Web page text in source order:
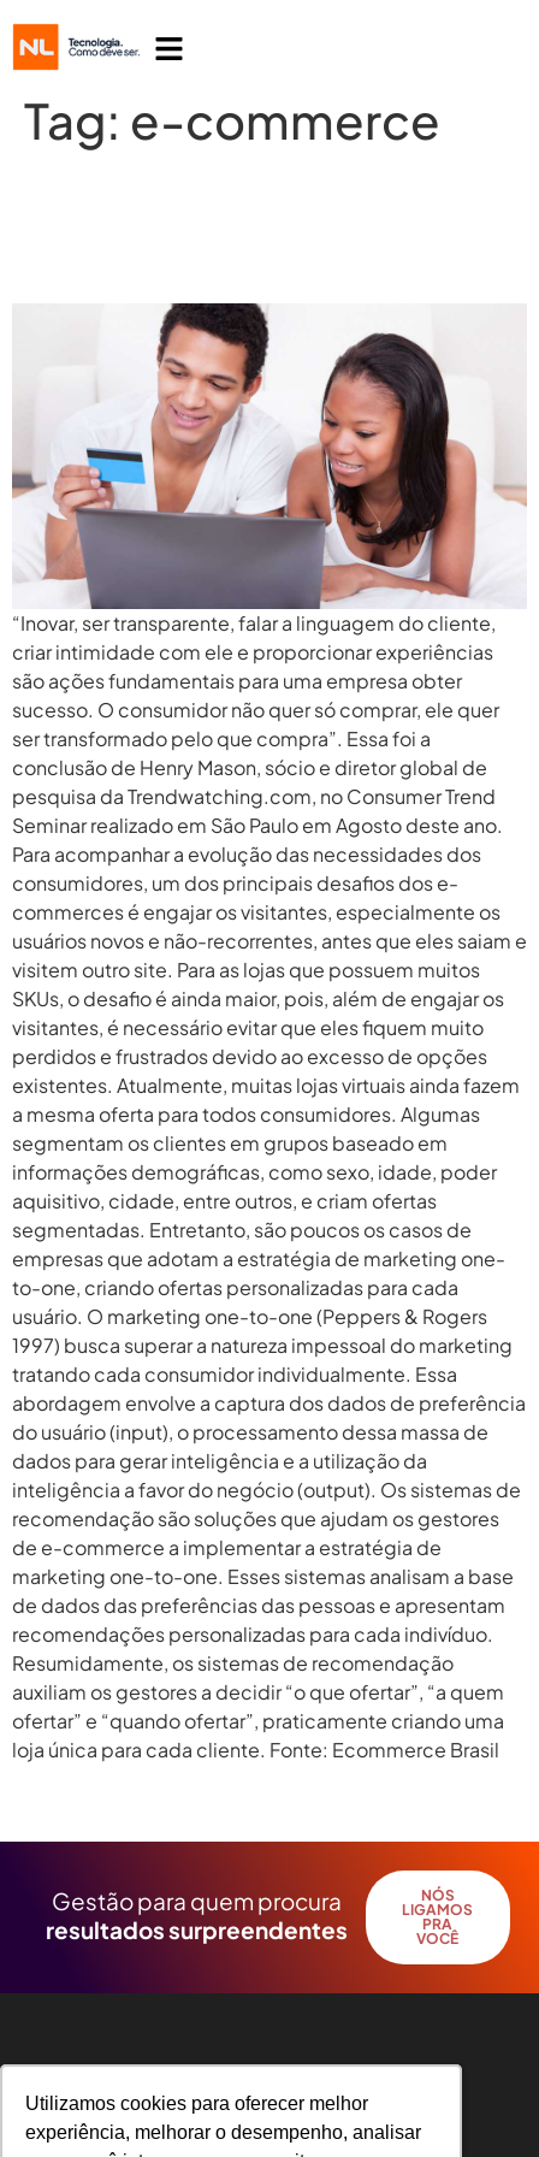
Utilizamos cookies para oferecer melhor
experiência, melhorar o desempenho, analisar
Utilizamos cookies para oferecer melhor
experiência, melhorar o desempenho, analisar
Tag: e-commerce
“Inovar, ser transparente, falar a linguagem do cliente,
criar intimidade com ele e proporcionar experiências
são ações fundamentais para uma empresa obter
sucesso. O consumidor não quer só comprar, ele quer
ser transformado pelo que compra”. Essa foi a
conclusão de Henry Mason, sócio e diretor global de
pesquisa da Trendwatching.com, no Consumer Trend
Seminar realizado em São Paulo em Agosto deste ano.
Para acompanhar a evolução das necessidades dos
consumidores, um dos principais desafios dos e-
commerces é engajar os visitantes, especialmente os
usuários novos e não-recorrentes, antes que eles saiam e
visitem outro site. Para as lojas que possuem muitos
SKUs, o desafio é ainda maior, pois, além de engajar os
visitantes, é necessário evitar que eles fiquem muito
perdidos e frustrados devido ao excesso de opções
existentes. Atualmente, muitas lojas virtuais ainda fazem
a mesma oferta para todos consumidores. Algumas
segmentam os clientes em grupos baseado em
informações demográficas, como sexo, idade, poder
aquisitivo, cidade, entre outros, e criam ofertas
segmentadas. Entretanto, são poucos os casos de
empresas que adotam a estratégia de marketing one-
to-one, criando ofertas personalizadas para cada
usuário. O marketing one-to-one (Peppers & Rogers
1997) busca superar a natureza impessoal do marketing
tratando cada consumidor individualmente. Essa
abordagem envolve a captura dos dados de preferência
do usuário (input), o processamento dessa massa de
dados para gerar inteligência e a utilização da
inteligência a favor do negócio (output). Os sistemas de
recomendação são soluções que ajudam os gestores
de e-commerce a implementar a estratégia de
marketing one-to-one. Esses sistemas analisam a base
de dados das preferências das pessoas e apresentam
recomendações personalizadas para cada indivíduo.
Resumidamente, os sistemas de recomendação
auxiliam os gestores a decidir “o que ofertar”, “a quem
ofertar” e “quando ofertar”, praticamente criando uma
loja única para cada cliente. Fonte: Ecommerce Brasil
Gestão para quem procura
resultados surpreendentes
NÓS
LIGAMOS
PRA
VOCÊ